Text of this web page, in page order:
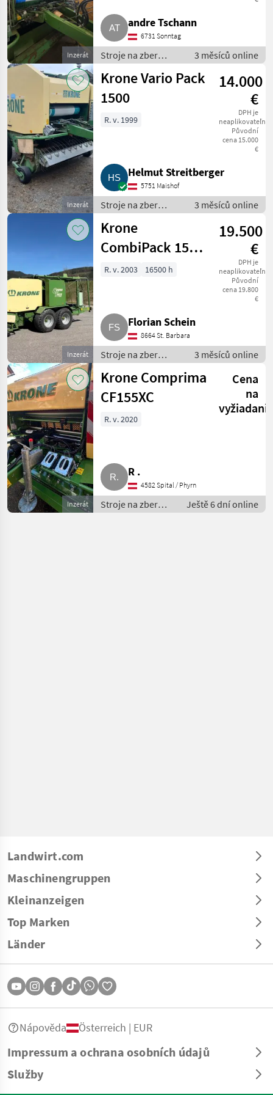
Pöttinger
Kuhn
John Deere
Fendt
Zobrazit
všech
18
MARKETPLACE
Marketplace
Nabídky
prodejců
Inzeráty
Inzerát
andre Tschann
6731 Sonntag
Stroje na zber
objemových krmív /
Zvinovací lis
3 měsíců online
Inzerát
Krone Vario Pack
1500
14.000
€
DPH je
neaplikovateľné
Původní
cena 15.000
€
R. v. 1999
Helmut Streitberger
5751 Maishof
Stroje na zber
objemových krmív /
Zvinovací lis
3 měsíců online
Inzerát
Krone
CombiPack 1500
MC
19.500
€
DPH je
neaplikovateľné
Původní
cena 19.800
€
R. v. 2003 16500 h
Florian Schein
8664 St. Barbara
Stroje na zber
objemových krmív /
Zvinovací lis
3 měsíců online
Inzerát
Krone Comprima
CF155XC
Cena
na
R. v. 2020
R .
4582 Spital / Phyrn
Stroje na zber
objemových
Ještě 6 dní online
Landwirt.com
Maschinengruppen
Kleinanzeigen
Top Marken
Länder
Impressum a ochrana osobních údajů
Služby
Nápověda Österreich | EUR